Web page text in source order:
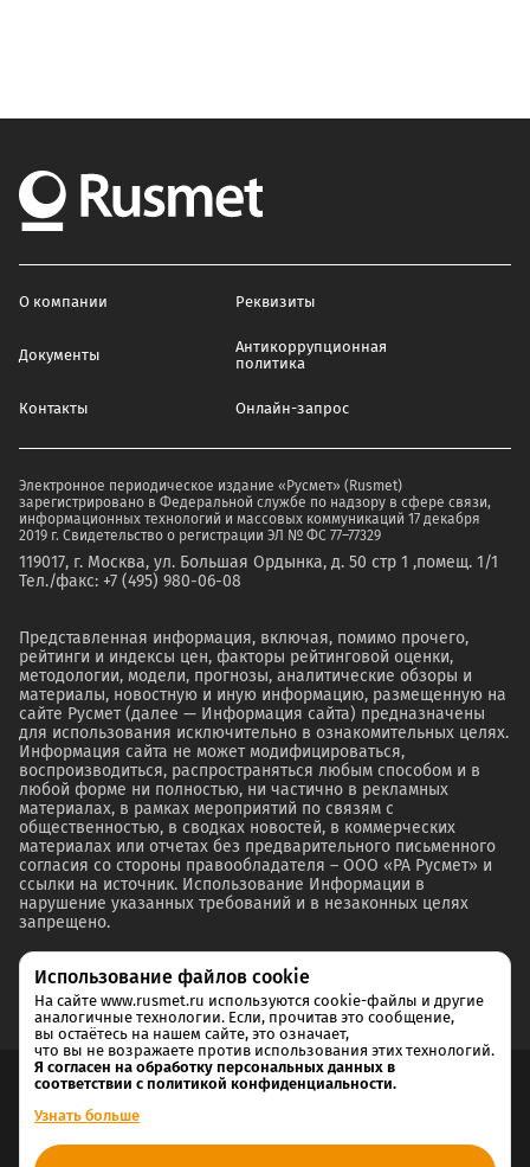
О компании Реквизиты
Документы
Антикоррупционная
политика
Контакты Онлайн-запрос
Электронное периодическое издание «Русмет» (Rusmet)
зарегистрировано в Федеральной службе по надзору в сфере связи,
информационных технологий и массовых коммуникаций 17 декабря
2019 г. Свидетельство о регистрации ЭЛ № ФС 77–77329
119017, г. Москва, ул. Большая Ордынка, д. 50 стр 1 ,помещ. 1/1
Тел./факс: +7 (495) 980-06-08
Представленная информация, включая, помимо прочего,
рейтинги и индексы цен, факторы рейтинговой оценки,
методологии, модели, прогнозы, аналитические обзоры и
материалы, новостную и иную информацию, размещенную на
сайте Русмет (далее — Информация сайта) предназначены
для использования исключительно в ознакомительных целях.
Информация сайта не может модифицироваться,
воспроизводиться, распространяться любым способом и в
любой форме ни полностью, ни частично в рекламных
материалах, в рамках мероприятий по связям с
общественностью, в сводках новостей, в коммерческих
материалах или отчетах без предварительного письменного
согласия со стороны правообладателя – ООО «РА Русмет» и
ссылки на источник. Использование Информации в
нарушение указанных требований и в незаконных целях
запрещено.
Согласие на обработку и хранение персональных данных
Использование файлов cookie
На сайте www.rusmet.ru используются cookie-файлы и другие
аналогичные технологии. Если, прочитав это сообщение,
вы остаётесь на нашем сайте, это означает,
что вы не возражаете против использования этих технологий.
Я согласен на обработку персональных данных в
соответствии с политикой конфиденциальности.
Узнать больше